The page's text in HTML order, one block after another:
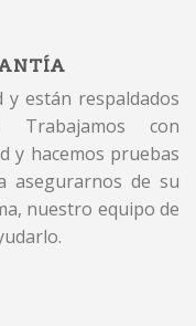
y están respaldados
Trabajamos con
y hacemos pruebas
asegurarnos de su
nuestro equipo de